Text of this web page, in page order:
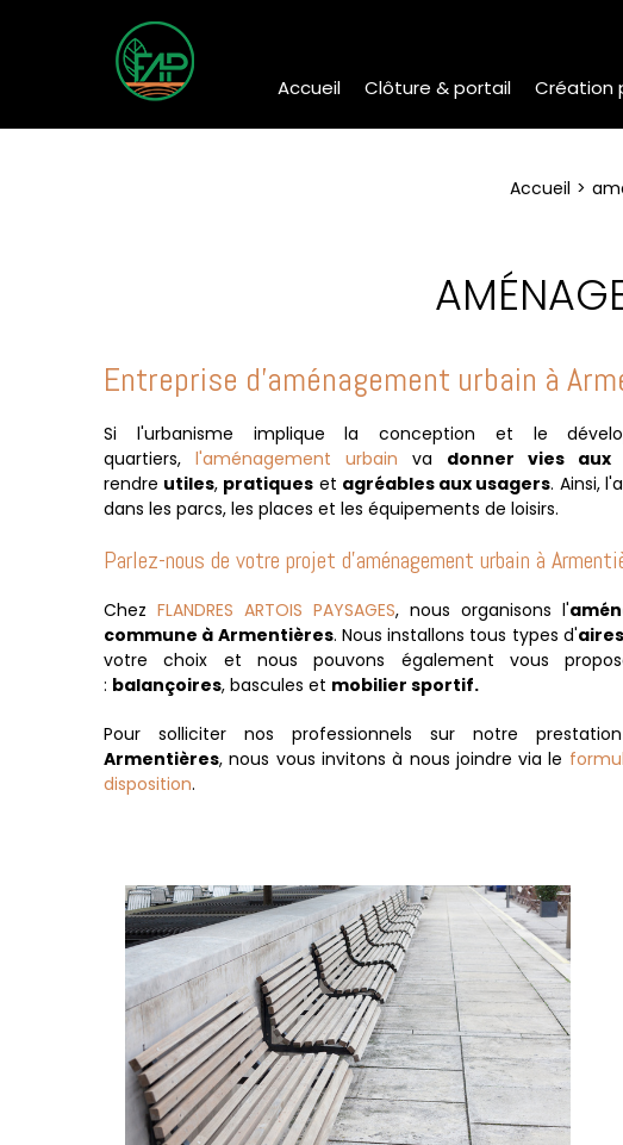
Accueil Clôture & portail Création
Accueil
Entreprise d'aménagement urbain à
Si l'urbanisme implique la conception et le
quartiers,l'aménagement urbain va donner vies aux
rendre utiles, pratiques et agréables aux usagers. Ainsi,
dans les parcs, les places et les équipements de loisirs.
Parlez-nous de votre projet d'aménagement urbain à
Chez FLANDRES ARTOIS PAYSAGES, nous organisons l'
commune à Armentières. Nous installons tous types d'
votre choix et nous pouvons également vous
: balançoires, bascules et mobilier sportif.
Pour solliciter nos professionnels sur notre
Armentières, nous vous invitons à nous joindre via le
disposition.